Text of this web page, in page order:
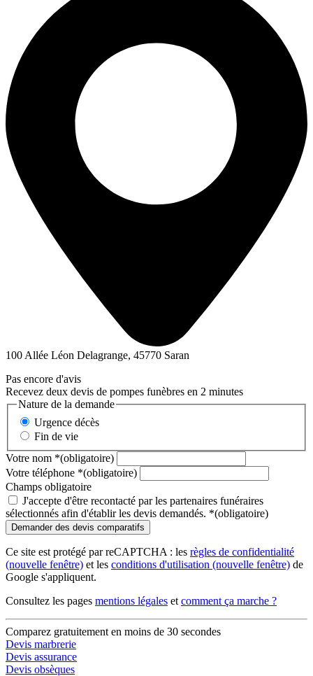
100 Allée Léon Delagrange, 45770 Saran
Pas encore d'avis
Recevez deux devis de pompes funèbres en 2 minutes
Nature de la demande
Urgence décès
Fin de vie
Votre nom *(obligatoire)
Votre téléphone *(obligatoire)
Champs obligatoire
J'accepte d'être recontacté par les partenaires funéraires
sélectionnés afin d'établir les devis demandés. *(obligatoire)
Ce site est protégé par reCAPTCHA : les règles de confidentialité
(nouvelle fenêtre) et les conditions d'utilisation (nouvelle fenêtre) de
Google s'appliquent.
Consultez les pages mentions légales et comment ça marche ?
Comparez gratuitement en moins de 30 secondes
Devis marbrerie
Devis assurance
Devis obsèques